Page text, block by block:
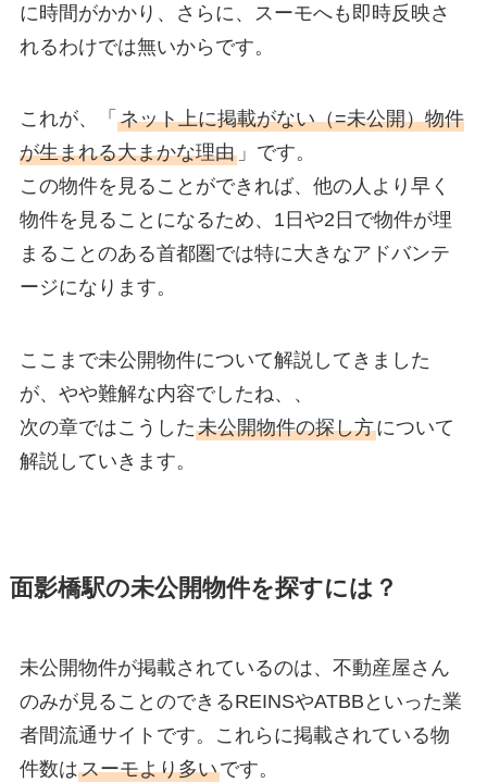
に時間がかかり、さらに、スーモへも即時反映さ
れるわけでは無いからです。
これが、「 ネット上に掲載がない（=未公開）物件
が生まれる大まかな理由」です。
この物件を見ることができれば、他の人より早く
物件を見ることになるため、1日や2日で物件が埋
まることのある首都圏では特に大きなアドバンテ
ージになります。
ここまで未公開物件について解説してきました
が、やや難解な内容でしたね、、
次の章ではこうした未公開物件の探し方について
解説していきます。
面影橋駅の未公開物件を探すには？
未公開物件が掲載されているのは、不動産屋さん
のみが見ることのできるREINSやATBBといった業
者間流通サイトです。これらに掲載されている物
件数はスーモより多いです。